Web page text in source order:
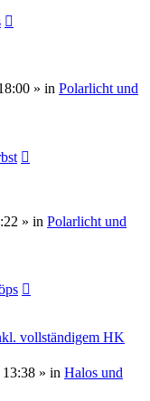
» in Polarlicht und
» in Polarlicht und
vollständigem HK
13:38 » in Halos und